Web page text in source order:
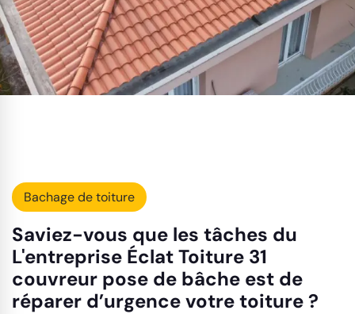
Bachage de toiture
Saviez-vous que les tâches du
L'entreprise Éclat Toiture 31
couvreur pose de bâche est de
réparer d’urgence votre toiture ?